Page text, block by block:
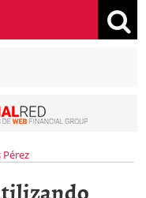
Pérez